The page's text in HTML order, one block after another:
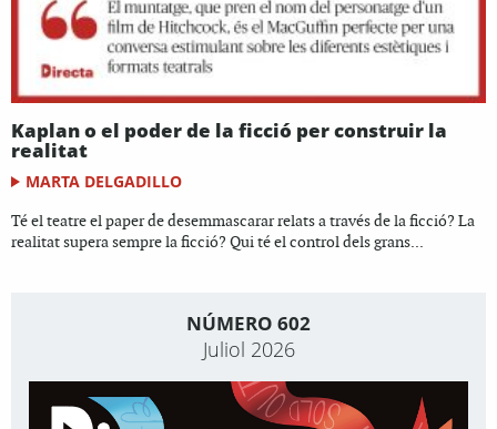
Kaplan o el poder de la ficció per construir la
realitat
MARTA DELGADILLO
Té el teatre el paper de desemmascarar relats a través de la ficció? La
realitat supera sempre la ficció? Qui té el control dels grans...
NÚMERO 602
Juliol 2026